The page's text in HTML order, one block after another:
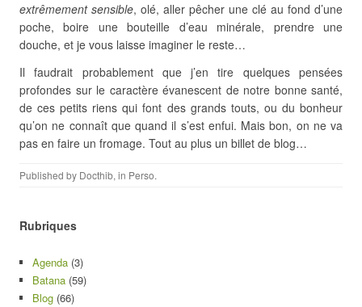
extrêmement sensible, olé, aller pêcher une clé au fond d’une
poche, boire une bouteille d’eau minérale, prendre une
douche, et je vous laisse imaginer le reste…
Il faudrait probablement que j’en tire quelques pensées
profondes sur le caractère évanescent de notre bonne santé,
de ces petits riens qui font des grands touts, ou du bonheur
qu’on ne connaît que quand il s’est enfui. Mais bon, on ne va
pas en faire un fromage. Tout au plus un billet de blog…
Published by Docthib, in Perso.
Rubriques
Agenda (3)
Batana (59)
Blog (66)